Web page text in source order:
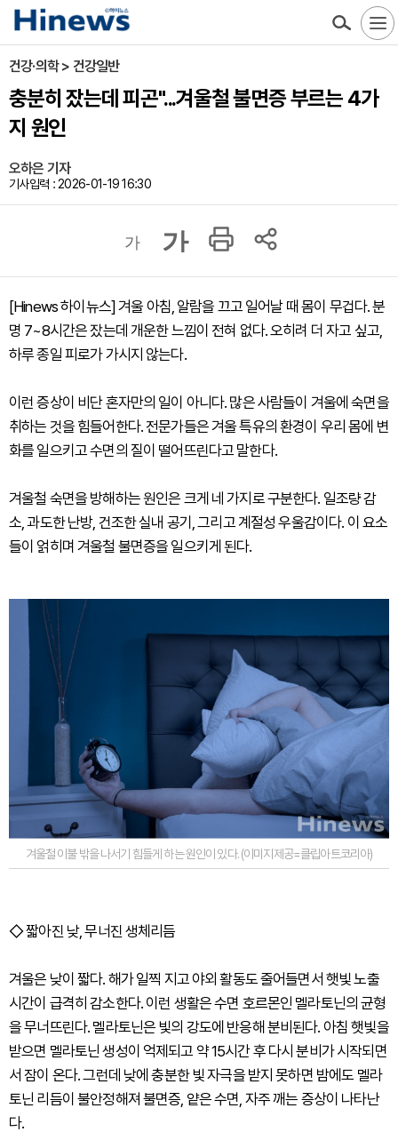
건강·의학 > 건강일반
충분히 잤는데 피곤"...겨울철 불면증 부르는 4가
지 원인
오하은 기자
기사입력 : 2026-01-19 16:30
가 가
[Hinews 하이뉴스] 겨울 아침, 알람을 끄고 일어날 때 몸이 무겁다. 분
명 7~8시간은 잤는데 개운한 느낌이 전혀 없다. 오히려 더 자고 싶고,
하루 종일 피로가 가시지 않는다.
이런 증상이 비단 혼자만의 일이 아니다. 많은 사람들이 겨울에 숙면을
취하는 것을 힘들어한다. 전문가들은 겨울 특유의 환경이 우리 몸에 변
화를 일으키고 수면의 질이 떨어뜨린다고 말한다.
겨울철 숙면을 방해하는 원인은 크게 네 가지로 구분한다. 일조량 감
소, 과도한 난방, 건조한 실내 공기, 그리고 계절성 우울감이다. 이 요소
들이 얽히며 겨울철 불면증을 일으키게 된다.
겨울철 이불 밖을 나서기 힘들게 하는 원인이 있다. (이미지제공=클립아트코리아)
◇ 짧아진 낮, 무너진 생체리듬
겨울은 낮이 짧다. 해가 일찍 지고 야외 활동도 줄어들면서 햇빛 노출
시간이 급격히 감소한다. 이런 생활은 수면 호르몬인 멜라토닌의 균형
을 무너뜨린다. 멜라토닌은 빛의 강도에 반응해 분비된다. 아침 햇빛을
받으면 멜라토닌 생성이 억제되고 약 15시간 후 다시 분비가 시작되면
서 잠이 온다. 그런데 낮에 충분한 빛 자극을 받지 못하면 밤에도 멜라
토닌 리듬이 불안정해져 불면증, 얕은 수면, 자주 깨는 증상이 나타난
다.